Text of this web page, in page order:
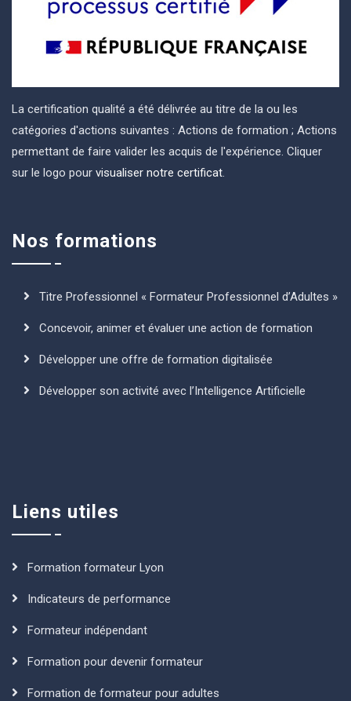
La certification qualité a été délivrée au titre de la ou les
catégories d'actions suivantes : Actions de formation ; Actions
permettant de faire valider les acquis de l'expérience. Cliquer
sur le logo pour visualiser notre certificat.
Nos formations
Titre Professionnel « Formateur Professionnel d’Adultes »
Concevoir, animer et évaluer une action de formation
Développer une offre de formation digitalisée
Développer son activité avec l’Intelligence Artificielle
Liens utiles
Formation formateur Lyon
Indicateurs de performance
Formateur indépendant
Formation pour devenir formateur
Formation de formateur pour adultes